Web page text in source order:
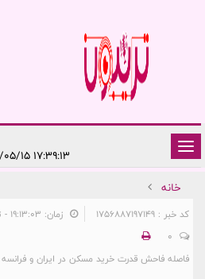
تغییر
وضعیت
ناوبری
خانه
کد خبر : 1756887197149 زمان: ۱۹:۱۳:۰۳ - تاریخ: ۱۴۰۴/۰۶/۱۲
0
فاصله فاحش قدرت خرید مسکن در ایران و فرانسه